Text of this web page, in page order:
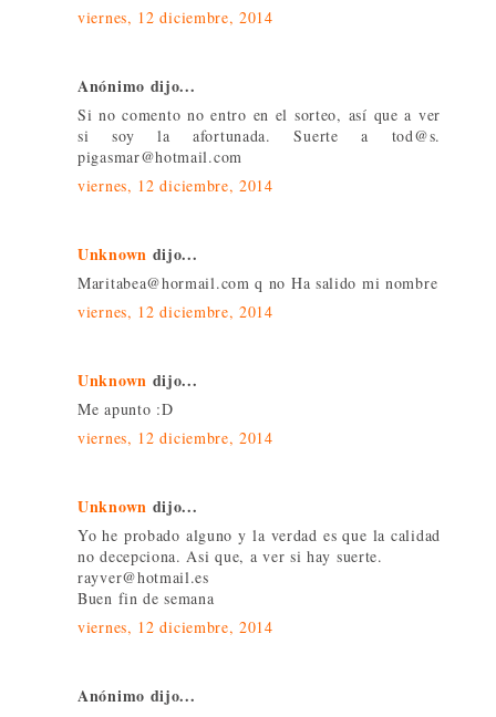
viernes, 12 diciembre, 2014
Anónimo dijo...
Si no comento no entro en el sorteo, así que a ver
si soy la afortunada. Suerte a tod@s.
pigasmar@hotmail.com
viernes, 12 diciembre, 2014
Unknown dijo...
Maritabea@hormail.com q no Ha salido mi nombre
viernes, 12 diciembre, 2014
Unknown dijo...
Me apunto :D
viernes, 12 diciembre, 2014
Unknown dijo...
Yo he probado alguno y la verdad es que la calidad
no decepciona. Asi que, a ver si hay suerte.
rayver@hotmail.es
Buen fin de semana
viernes, 12 diciembre, 2014
Anónimo dijo...